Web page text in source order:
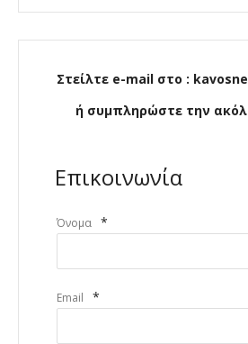
Στείλτε e-mail στο :
ή συμπληρώστε την
Επικοινωνία
Όνομα *
Email *